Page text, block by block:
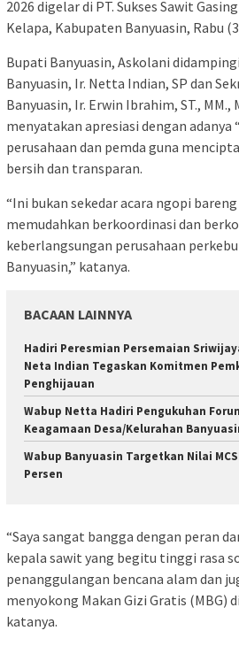
2026 digelar di PT. Sukses Sawit
Kelapa, Kabupaten Banyuasin, Rabu
Bupati Banyuasin, Askolani
Banyuasin, Ir. Netta Indian, SP dan
Banyuasin, Ir. Erwin Ibrahim, ST., MM.,
menyatakan apresiasi dengan adanya
perusahaan dan pemda guna
bersih dan transparan.
“Ini bukan sekedar acara ngopi
memudahkan berkoordinasi dan
keberlangsungan perusahaan
Banyuasin,” katanya.
BACAAN LAINNYA
Hadiri Peresmian Persemaian
Neta Indian Tegaskan Komitmen
Penghijauan
Wabup Netta Hadiri Pengukuhan
Keagamaan Desa/Kelurahan
Wabup Banyuasin Targetkan Nilai
Persen
“Saya sangat bangga dengan peran
kepala sawit yang begitu tinggi rasa
penanggulangan bencana alam dan
menyokong Makan Gizi Gratis (MBG)
katanya.